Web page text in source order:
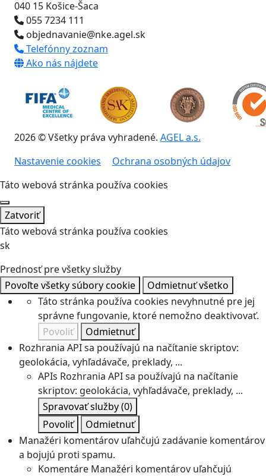
040 15 Košice-Šaca
055 7234 111
objednavanie@nke.agel.sk
Telefónny zoznam
Ako nás nájdete
2026 © Všetky práva vyhradené. AGEL a.s.
Nastavenie cookies
Ochrana osobných údajov
Táto webová stránka používa cookies
Zatvoriť
Táto webová stránka používa cookies
sk
Prednosť pre všetky služby
Povoľte všetky súbory cookie
Odmietnuť všetko
Táto stránka používa cookies nevyhnutné pre jej
správne fungovanie, ktoré nemožno deaktivovať.
Povoliť
Odmietnuť
Rozhrania API sa používajú na načítanie skriptov:
geolokácia, vyhľadávače, preklady, ...
APIs Rozhrania API sa používajú na načítanie
skriptov: geolokácia, vyhľadávače, preklady, ...
Spravovať služby(0)
Povoliť
Odmietnuť
Manažéri komentárov uľahčujú zadávanie komentárov
a bojujú proti spamu.
Komentáre Manažéri komentárov uľahčujú